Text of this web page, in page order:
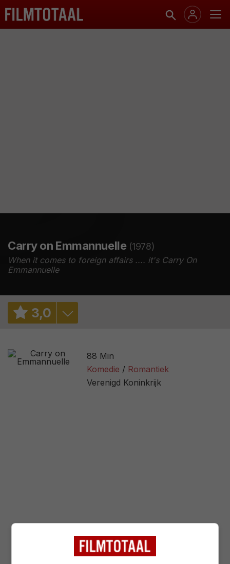
Carry on Emmannuelle (1978)
When it comes to foreign affairs .... it's Carry On
Emmannuelle
3,0
1,4/ 22
88 Min
Komedie
Romantiek
Verenigd Koninkrijk